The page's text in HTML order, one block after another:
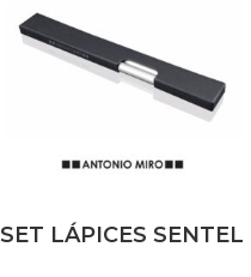
SET LÁPICES SENTEL